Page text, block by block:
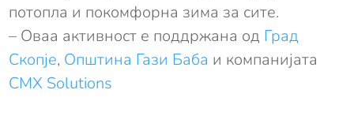
потопла и покомфорна зима за сите.
– Oваа активност е поддржана од Град
Скопје, Општина Гази Баба и компанијата
CMX Solutions